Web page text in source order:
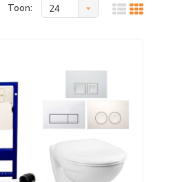
Toon: 24